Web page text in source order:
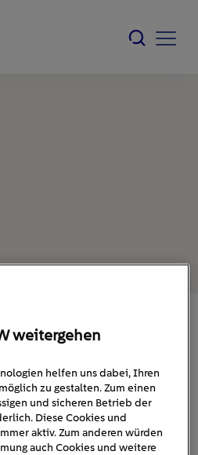
villa
weitergehen
helfen uns dabei, Ihren
zu gestalten. Zum einen
und sicheren Betrieb der
Diese Cookies und
aktiv. Zum anderen würden
auch Cookies und weitere